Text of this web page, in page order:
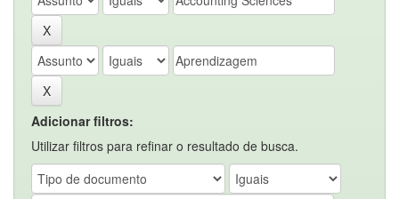
Adicionar filtros:
Utilizar filtros para refinar o resultado de busca.